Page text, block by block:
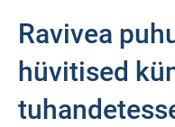
Ravivea
hüvitised